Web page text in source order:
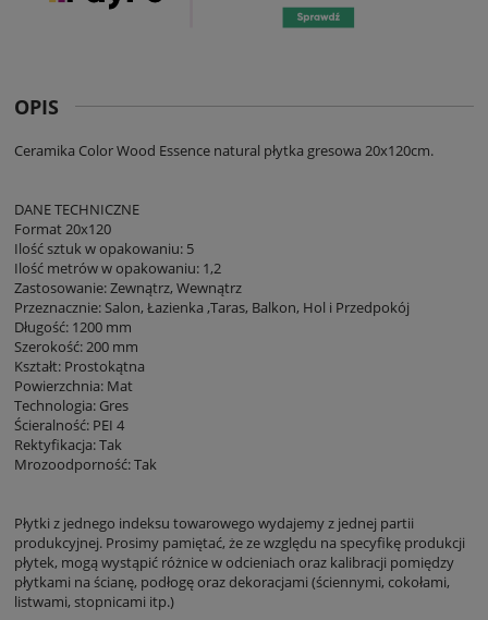
OPIS
Ceramika Color Wood Essence natural płytka gresowa 20x120cm.
DANE TECHNICZNE
Format 20x120
Ilość sztuk w opakowaniu: 5
Ilość metrów w opakowaniu: 1,2
Zastosowanie: Zewnątrz, Wewnątrz
Przeznacznie: Salon, Łazienka ,Taras, Balkon, Hol i Przedpokój
Długość: 1200 mm
Szerokość: 200 mm
Kształt: Prostokątna
Powierzchnia: Mat
Technologia: Gres
Ścieralność: PEI 4
Rektyfikacja: Tak
Mrozoodporność: Tak
Płytki z jednego indeksu towarowego wydajemy z jednej partii
produkcyjnej. Prosimy pamiętać, że ze względu na specyfikę produkcji
płytek, mogą wystąpić różnice w odcieniach oraz kalibracji pomiędzy
płytkami na ścianę, podłogę oraz dekoracjami (ściennymi, cokołami,
listwami, stopnicami itp.)